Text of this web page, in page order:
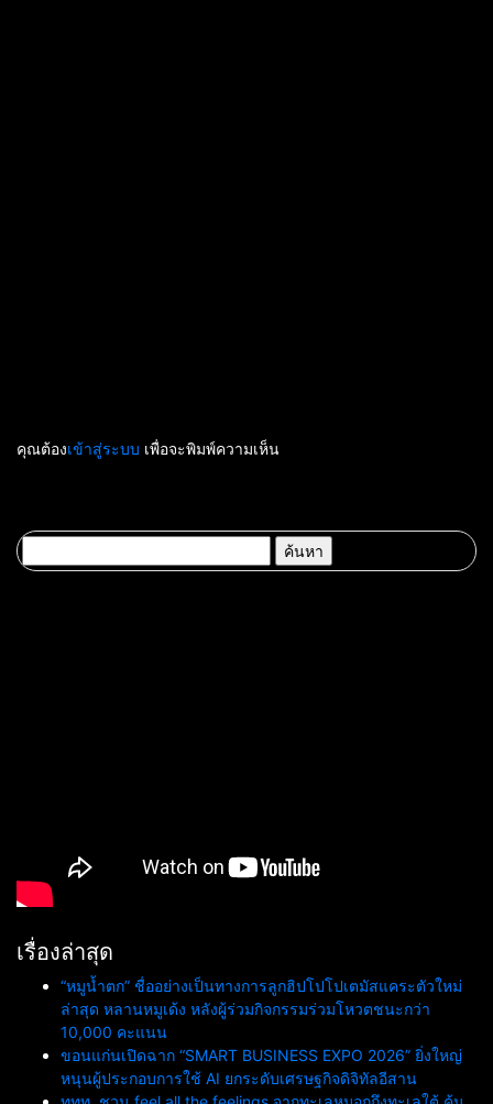
คุณต้องเข้าสู่ระบบ เพื่อจะพิมพ์ความเห็น
สำหรับ:
เรื่องล่าสุด
“หมูน้ำตก” ชื่ออย่างเป็นทางการลูกฮิปโปโปเตมัสแคระตัวใหม่
ล่าสุด หลานหมูเด้ง หลังผู้ร่วมกิจกรรมร่วมโหวตชนะกว่า
10,000 คะแนน
ขอนแก่นเปิดฉาก “SMART BUSINESS EXPO 2026” ยิ่งใหญ่
หนุนผู้ประกอบการใช้ AI ยกระดับเศรษฐกิจดิจิทัลอีสาน